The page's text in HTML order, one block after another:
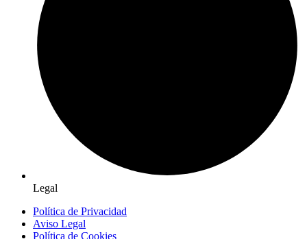
Legal
Política de Privacidad
Aviso Legal
Política de Cookies